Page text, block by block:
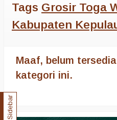
Tags Grosir Toga
Kabupaten
Maaf, belum
kategori ini.
Sidebar